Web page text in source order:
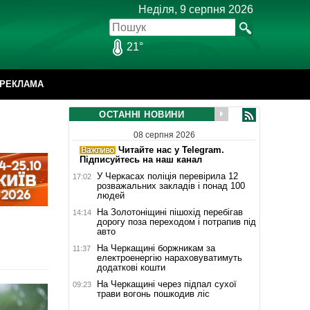
Неділя, 9 серпня 2026
21°
РЕКЛАМА
ОСТАННІ НОВИНИ
08 серпня 2026
Читайте нас у Telegram.
Підписуйтесь на наш канал
17:02
У Черкасах поліція перевірила 12
розважальних закладів і понад 100
людей
14:14
На Золотоніщині пішохід перебігав
дорогу поза переходом і потрапив під
авто
11:37
На Черкащині боржникам за
електроенергію нараховуватимуть
додаткові кошти
09:23
На Черкащині через підпал сухої
трави вогонь пошкодив ліс